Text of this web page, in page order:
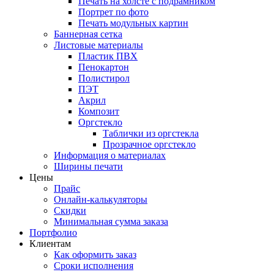
Портрет по фото
Печать модульных картин
Баннерная сетка
Листовые материалы
Пластик ПВХ
Пенокартон
Полистирол
ПЭТ
Акрил
Композит
Оргстекло
Таблички из оргстекла
Прозрачное оргстекло
Информация о материалах
Ширины печати
Цены
Прайс
Онлайн-калькуляторы
Скидки
Минимальная сумма заказа
Портфолио
Клиентам
Как оформить заказ
Сроки исполнения